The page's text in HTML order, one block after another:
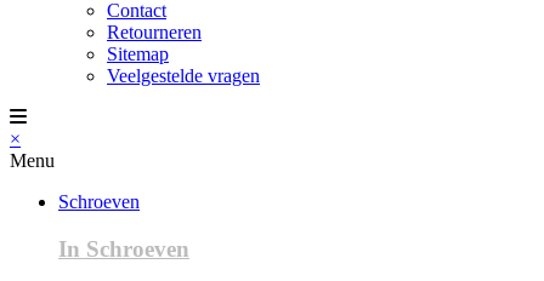
Contact
Retourneren
Sitemap
Veelgestelde vragen
×
Menu
Schroeven
In Schroeven